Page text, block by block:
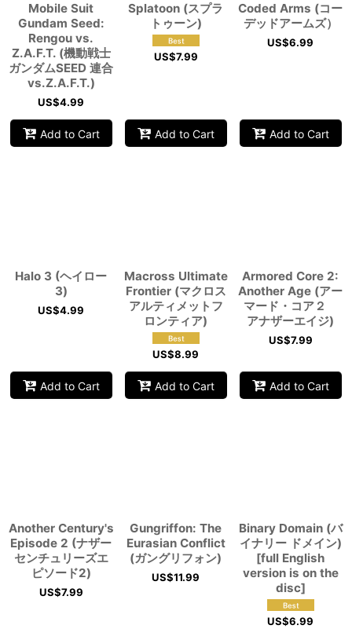
Mobile Suit
Gundam Seed:
Rengou vs.
Z.A.F.T. (機動戦士
ガンダムSEED 連合
vs.Z.A.F.T.)
US$4.99
Add to Cart
Splatoon (スプラ
トゥーン)
US$7.99
Add to Cart
Coded Arms (コー
デッドアームズ）
US$6.99
Add to Cart
Halo 3 (ヘイロー
3)
US$4.99
Add to Cart
Macross Ultimate
Frontier (マクロス
アルティメットフ
ロンティア)
US$8.99
Add to Cart
Armored Core 2:
Another Age (アー
マード・コア２
アナザーエイジ)
US$7.99
Add to Cart
Another Century's
Episode 2 (ナザー
センチュリーズエ
ピソード2)
US$7.99
Gungriffon: The
Eurasian Conflict
(ガングリフォン)
US$11.99
Binary Domain (バ
イナリー ドメイン)
[full English
version is on the
disc]
US$6.99